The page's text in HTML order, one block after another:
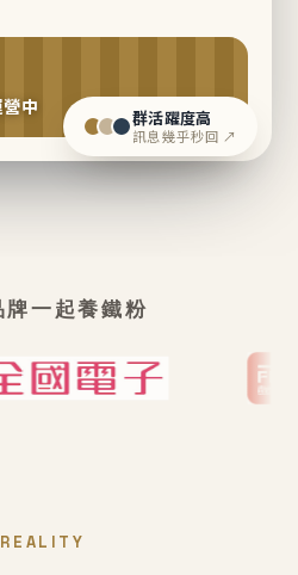
中 群活躍度高
訊息幾乎秒回 ↗
牌一起養鐵粉